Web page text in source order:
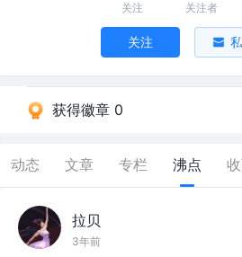
关注 关注者
关注
获得徽章 0
动态 文章 专栏 沸点
拉贝
3年前